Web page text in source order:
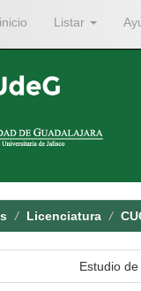
Listar
Licenciatura
Estudio